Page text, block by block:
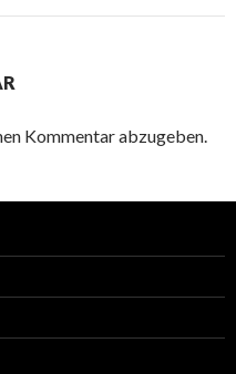
Kommentar abzugeben.